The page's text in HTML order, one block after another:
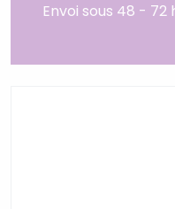
Envoi sous 48 -